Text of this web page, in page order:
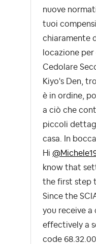
nuove
tuoi
chiaramente
locazione
Cedolare
Kiyo's Den,
è in ordine,
a ciò che
piccoli
casa. In
Hi
know that
the first step
Since the
you receive a
effectively a
code